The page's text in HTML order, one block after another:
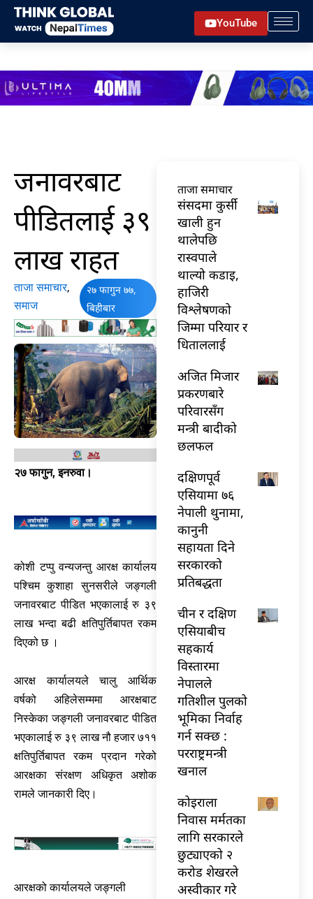
Skip
content
YouTube
जनावरबाट
पीडितलाई ३९
लाख राहत
ताजा समाचार,
समाज
२७ फागुन ७७,
बिहीबार
२७ फागुन, इनरुवा।
कोशी टप्पु वन्यजन्तु आरक्ष कार्यालय
पश्चिम कुशाहा सुनसरीले जङ्गली
जनावरबाट पीडित भएकालाई रु ३९
लाख भन्दा बढी क्षतिपुर्तिबापत रकम
दिएको छ ।
आरक्ष कार्यालयले चालु आर्थिक
वर्षको अहिलेसम्ममा आरक्षबाट
निस्केका जङ्गली जनावरबाट पीडित
भएकालाई रु ३९ लाख नौ हजार ७११
क्षतिपुर्तिबापत रकम प्रदान गरेको
आरक्षका संरक्षण अधिकृत अशोक
रामले जानकारी दिए।
आरक्षको कार्यालयले जङ्गली
ताजा समाचार
संसदमा कुर्सी
खाली हुन
थालेपछि
रास्वपाले
थाल्यो कडाइ,
हाजिरी
विश्लेषणको
जिम्मा परियार र
धिताललाई
अजित मिजार
प्रकरणबारे
परिवारसँग
मन्त्री बादीको
छलफल
दक्षिणपूर्व
एसियामा ७६
नेपाली थुनामा,
कानुनी
सहायता दिने
सरकारको
प्रतिबद्धता
चीन र दक्षिण
एसियाबीच
सहकार्य
विस्तारमा
नेपालले
गतिशील पुलको
भूमिका निर्वाह
गर्न सक्छ :
परराष्ट्रमन्त्री
खनाल
कोइराला
निवास मर्मतका
लागि सरकारले
छुट्याएको २
करोड शेखरले
अस्वीकार गरे